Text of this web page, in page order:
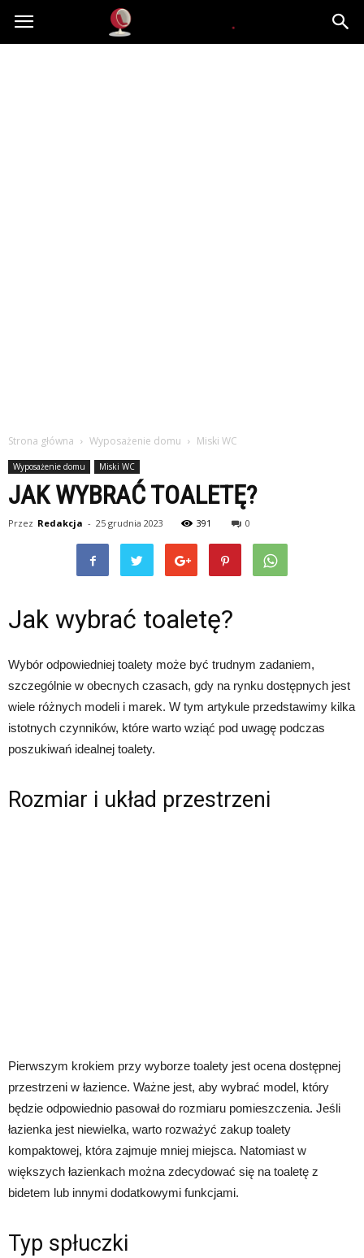
Dekoteria.pl
Strona główna Wyposażenie domu Miski WC
Wyposażenie domu Miski WC
JAK WYBRAĆ TOALETĘ?
Przez Redakcja - 25 grudnia 2023 391 0
Jak wybrać toaletę?
Wybór odpowiedniej toalety może być trudnym zadaniem,
szczególnie w obecnych czasach, gdy na rynku dostępnych jest
wiele różnych modeli i marek. W tym artykule przedstawimy kilka
istotnych czynników, które warto wziąć pod uwagę podczas
poszukiwań idealnej toalety.
Rozmiar i układ przestrzeni
Pierwszym krokiem przy wyborze toalety jest ocena dostępnej
przestrzeni w łazience. Ważne jest, aby wybrać model, który
będzie odpowiednio pasował do rozmiaru pomieszczenia. Jeśli
łazienka jest niewielka, warto rozważyć zakup toalety
kompaktowej, która zajmuje mniej miejsca. Natomiast w
większych łazienkach można zdecydować się na toaletę z
bidetem lub innymi dodatkowymi funkcjami.
Typ spłuczki